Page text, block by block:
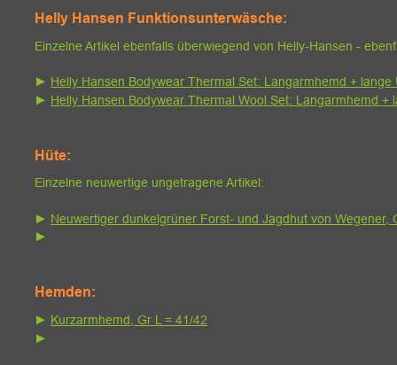
Helly Hansen Funktionsunterwäsche:
Einzelne Artikel ebenfalls überwiegend von Helly-Hansen -
► Helly Hansen Bodywear Thermal Set: Langarmhemd + lange
► Helly Hansen Bodywear Thermal Wool Set: Langarmhemd +
Hüte:
Einzelne neuwertige ungetragene Artikel:
► Neuwertiger dunkelgrüner Forst- und Jagdhut von Wegener,
►
Hemden:
► Kurzarmhemd, Gr L = 41/42
►